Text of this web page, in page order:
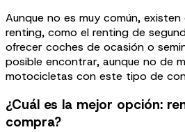
Aunque no es muy común,
renting, como el renting de
ofrecer coches de ocasión o
posible encontrar, aunque no de
motocicletas con este tipo de
¿Cuál es la mejor opción:
compra?